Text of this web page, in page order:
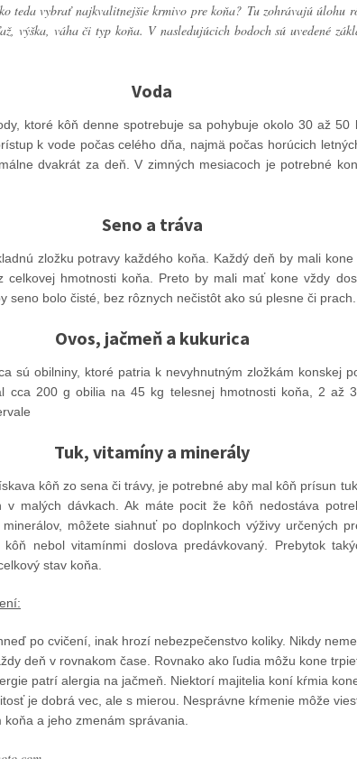
teda vybrať najkvalitnejšie krmivo pre koňa? Tu zohrávajú úlohu
výška, váha či typ koňa. V nasledujúcich bodoch sú uvedené
Voda
ktoré kôň denne spotrebuje sa pohybuje okolo 30 až 50
k vode počas celého dňa, najmä počas horúcich
dvakrát za deň. V zimných mesiacoch je potrebné
Seno a tráva
zložku potravy každého koňa. Každý deň by mali
celkovej hmotnosti koňa. Preto by mali mať kone vždy
seno bolo čisté, bez rôznych nečistôt ako sú plesne či prach.
Ovos, jačmeň a kukurica
sú obilniny, ktoré patria k nevyhnutným zložkám konskej
cca 200 g obilia na 45 kg telesnej hmotnosti koňa, 2 až
Tuk, vitamíny a minerály
kôň zo sena či trávy, je potrebné aby mal kôň prísun
v malých dávkach. Ak máte pocit že kôň nedostáva
môžete siahnuť po doplnkoch výživy určených
nebol vitamínmi doslova predávkovaný. Prebytok
stav koňa.
po cvičení, inak hrozí nebezpečenstvo koliky. Nikdy
deň v rovnakom čase. Rovnako ako ľudia môžu kone
patrí alergia na jačmeň. Niektorí majitelia koní kŕmia
je dobrá vec, ale s mierou. Nesprávne kŕmenie môže
a jeho zmenám správania.